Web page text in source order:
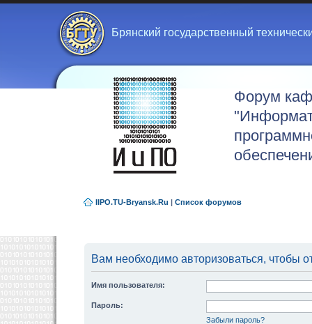
Брянский государственный
Форум
IIPO.TU-Bryansk.Ru | Список форумов
Вам необходимо авторизоваться, чтобы
Имя пользователя:
Пароль:
Забыли пароль?